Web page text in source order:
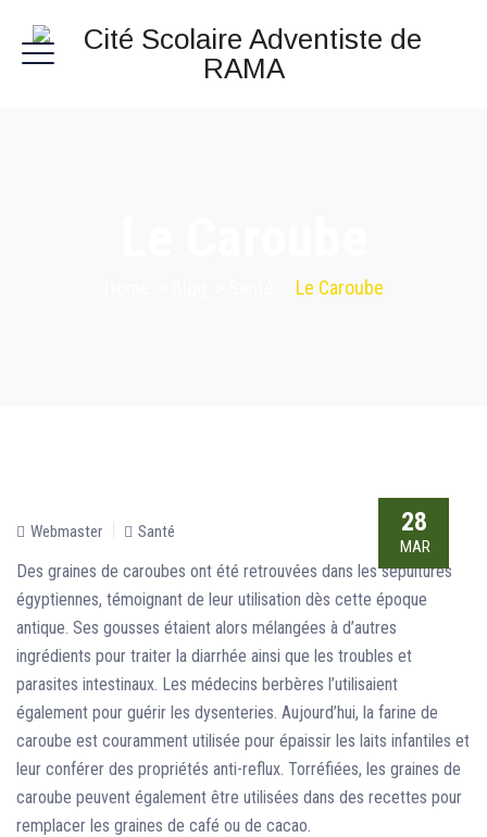
Le Caroube
28
MAR
Webmaster Santé
Des graines de caroubes ont été retrouvées dans les sépultures
égyptiennes, témoignant de leur utilisation dès cette époque
antique. Ses gousses étaient alors mélangées à d’autres
ingrédients pour traiter la diarrhée ainsi que les troubles et
parasites intestinaux. Les médecins berbères l’utilisaient
également pour guérir les dysenteries. Aujourd’hui, la farine de
caroube est couramment utilisée pour épaissir les laits infantiles et
leur conférer des propriétés anti-reflux. Torréfiées, les graines de
caroube peuvent également être utilisées dans des recettes pour
remplacer les graines de café ou de cacao.